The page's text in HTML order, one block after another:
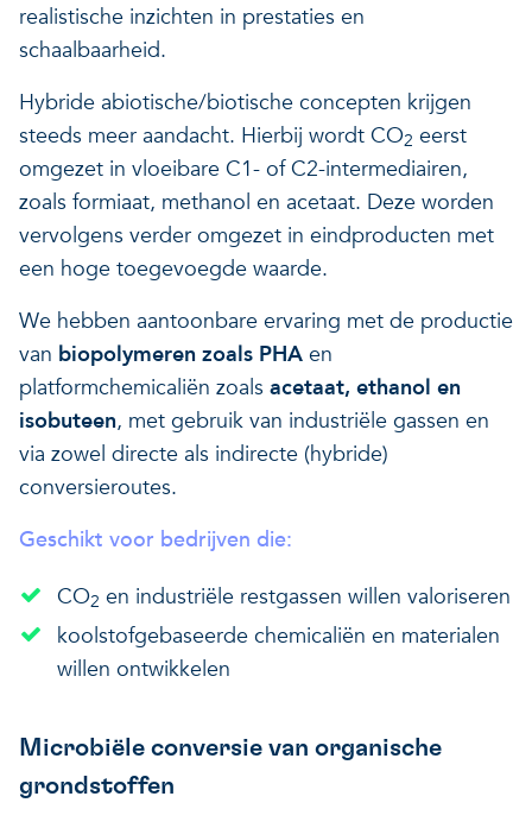
realistische inzichten in prestaties en
schaalbaarheid.
Hybride abiotische/biotische concepten krijgen
steeds meer aandacht. Hierbij wordt CO2 eerst
omgezet in vloeibare C1- of C2-intermediairen,
zoals formiaat, methanol en acetaat. Deze worden
vervolgens verder omgezet in eindproducten met
een hoge toegevoegde waarde.
We hebben aantoonbare ervaring met de productie
van biopolymeren zoals PHA en
platformchemicaliën zoals acetaat, ethanol en
isobuteen, met gebruik van industriële gassen en
via zowel directe als indirecte (hybride)
conversieroutes.
Geschikt voor bedrijven die:
CO2 en industriële restgassen willen valoriseren
koolstofgebaseerde chemicaliën en materialen
willen ontwikkelen
Microbiële conversie van organische
grondstoffen